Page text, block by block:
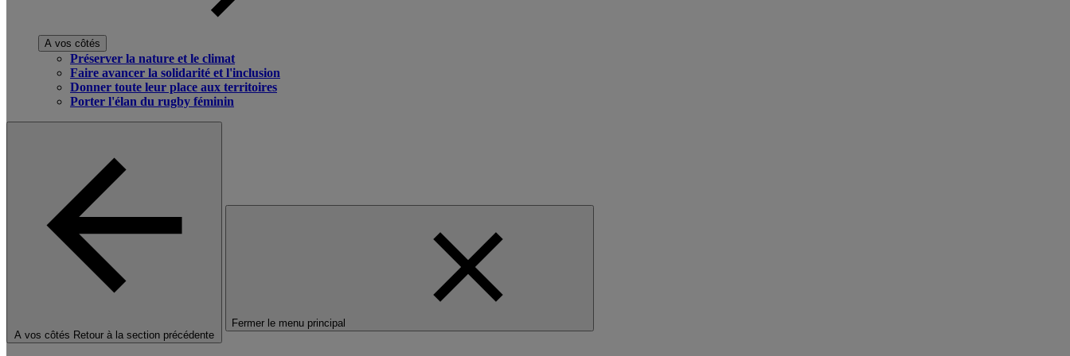
A vos côtés
Préserver la nature et le climat
Faire avancer la solidarité et l'inclusion
Donner toute leur place aux territoires
Porter l'élan du rugby féminin
A vos côtés Retour à la section précédente
Fermer le menu principal